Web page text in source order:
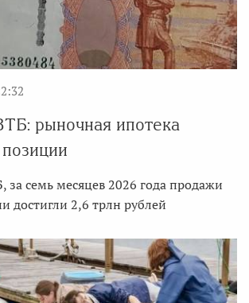
рыночная ипотека
семь месяцев 2026 года продажи
достигли 2,6 трлн рублей